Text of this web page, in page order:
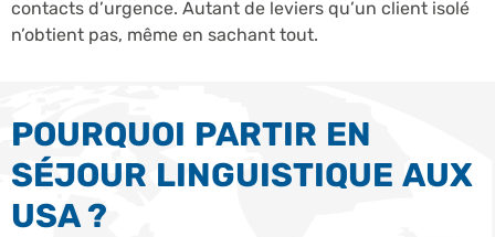
contacts d’urgence. Autant de leviers qu’un client isolé
n’obtient pas, même en sachant tout.
POURQUOI PARTIR EN
SÉJOUR LINGUISTIQUE AUX
USA ?